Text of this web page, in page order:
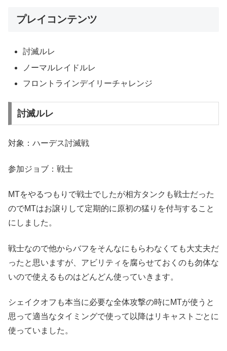
プレイコンテンツ
討滅ルレ
ノーマルレイドルレ
フロントラインデイリーチャレンジ
討滅ルレ
対象：ハーデス討滅戦
参加ジョブ：戦士
MTをやるつもりで戦士でしたが相方タンクも戦士だった
のでMTはお譲りして定期的に原初の猛りを付与すること
にしました。
戦士なので他からバフをそんなにもらわなくても大丈夫だ
ったと思いますが、アビリティを腐らせておくのも勿体な
いので使えるものはどんどん使っていきます。
シェイクオフも本当に必要な全体攻撃の時にMTが使うと
思って適当なタイミングで使って以降はリキャストごとに
使っていました。